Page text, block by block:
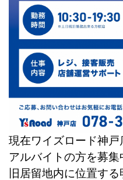
現在ワイズロード神
アルバイトの方を募集
旧居留地内に位置す